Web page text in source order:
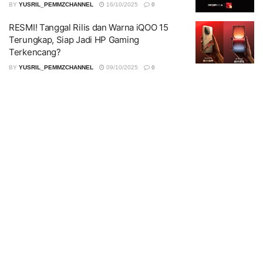
BY YUSRIL_PEMMZCHANNEL 16/10/2025 0
RESMI! Tanggal Rilis dan Warna iQOO 15
Terungkap, Siap Jadi HP Gaming
Terkencang?
BY YUSRIL_PEMMZCHANNEL 09/10/2025 0